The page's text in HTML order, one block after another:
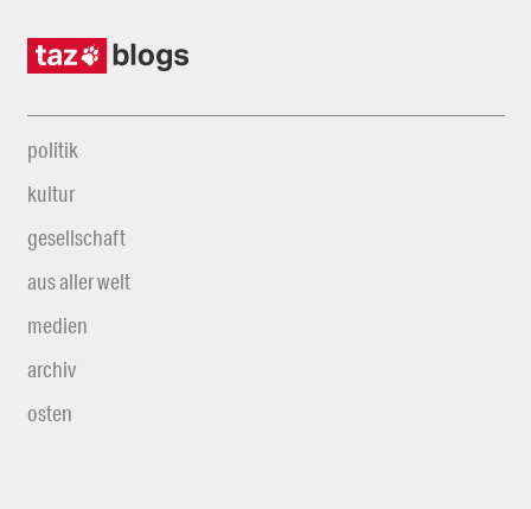
politik
kultur
gesellschaft
aus aller welt
medien
archiv
osten